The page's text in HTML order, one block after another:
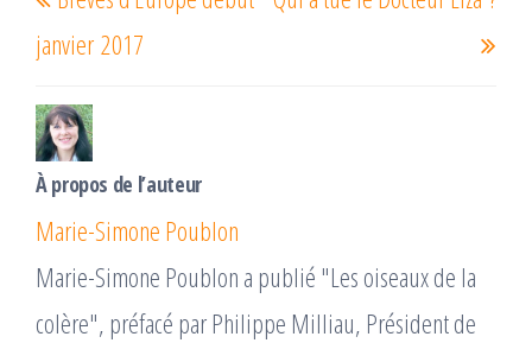
l’article
précédent
janvier 2017
À propos de l’auteur
Marie-Simone Poublon
Marie-Simone Poublon a publié "Les oiseaux de la
colère", préfacé par Philippe Milliau, Président de